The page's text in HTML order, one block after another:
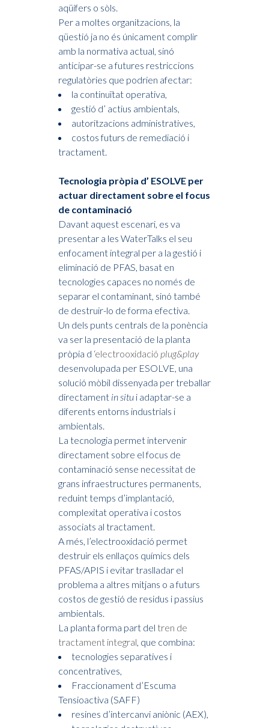
aqüífers o sòls.
Per a moltes organitzacions, la
qüestió ja no és únicament complir
amb la normativa actual, sinó
anticipar-se a futures restriccions
regulatòries que podrien afectar:
la continuïtat operativa,
gestió d’ actius ambientals,
autoritzacions administratives,
costos futurs de remediació i
tractament.
Tecnologia pròpia d’ ESOLVE per
actuar directament sobre el focus
de contaminació
Davant aquest escenari, es va
presentar a les WaterTalks el seu
enfocament integral per a la gestió i
eliminació de PFAS, basat en
tecnologies capaces no només de
separar el contaminant, sinó també
de destruir-lo de forma efectiva.
Un dels punts centrals de la ponència
va ser la presentació de la planta
pròpia d ‘electrooxidació plug&play
desenvolupada per ESOLVE, una
solució mòbil dissenyada per treballar
directament in situ i adaptar-se a
diferents entorns industrials i
ambientals.
La tecnologia permet intervenir
directament sobre el focus de
contaminació sense necessitat de
grans infraestructures permanents,
reduint temps d’implantació,
complexitat operativa i costos
associats al tractament.
A més, l’electrooxidació permet
destruir els enllaços químics dels
PFAS/APIS i evitar traslladar el
problema a altres mitjans o a futurs
costos de gestió de residus i passius
ambientals.
La planta forma part del tren de
tractament integral, que combina:
tecnologies separatives i
concentratives,
Fraccionament d’Escuma
Tensioactiva (SAFF)
resines d’intercanvi aniònic (AEX),